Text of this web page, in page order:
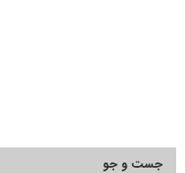
جست و جو